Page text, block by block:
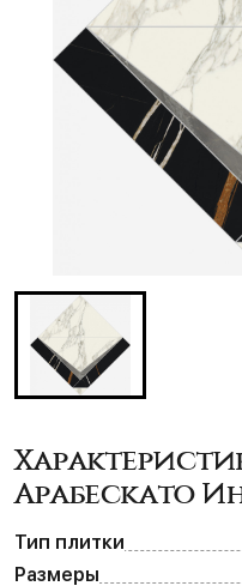
Арабескато
Тип плитки
Размеры